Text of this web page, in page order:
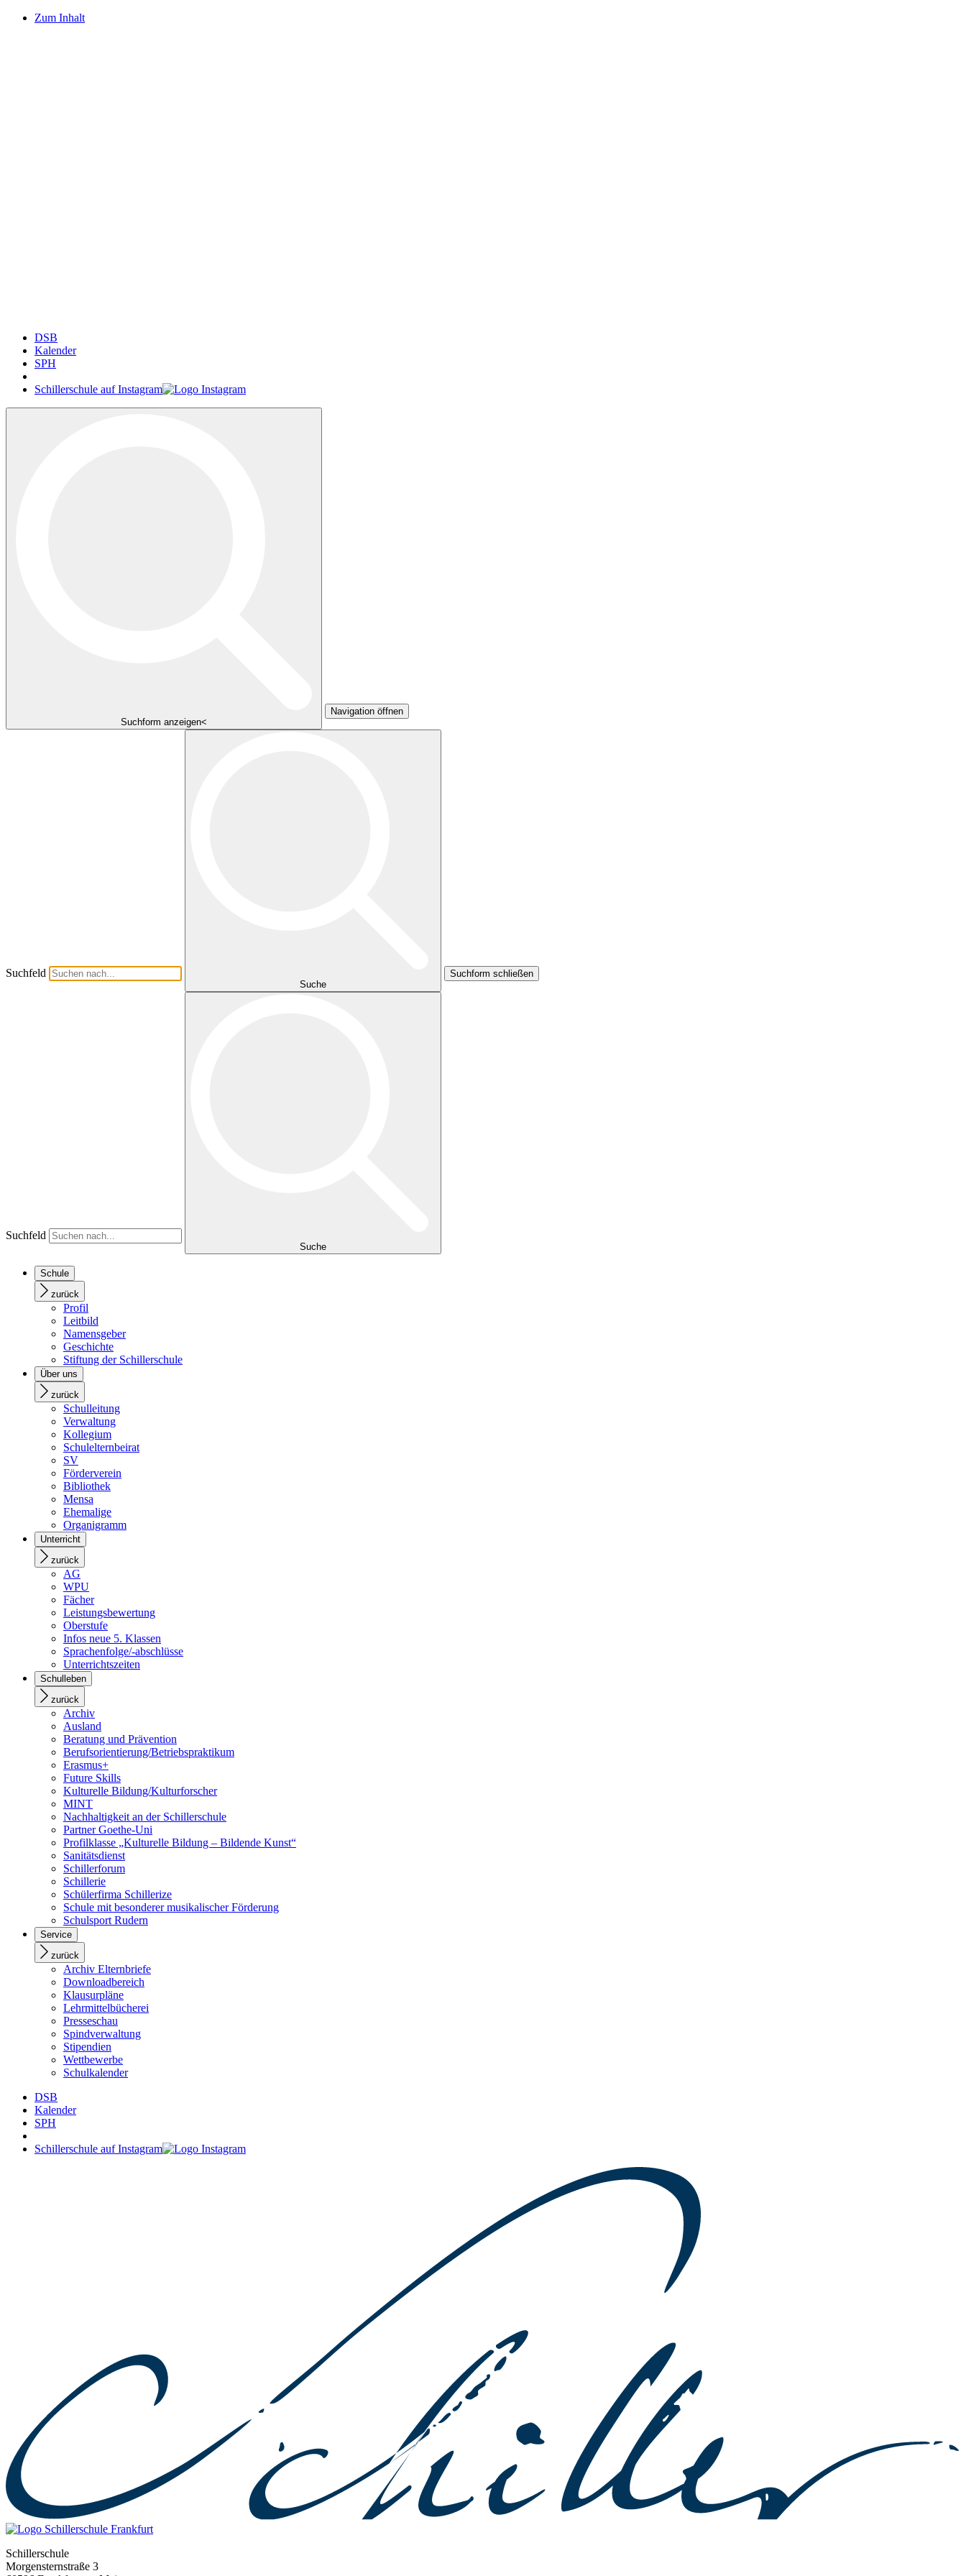
Zum Inhalt
DSB
Kalender
SPH
Schillerschule auf Instagram
Suchform anzeigen<
Navigation öffnen
Suchfeld
Suche
Suchform schließen
Suchfeld
Suche
Schule
zurück
Profil
Leitbild
Namensgeber
Geschichte
Stiftung der Schillerschule
Über uns
zurück
Schulleitung
Verwaltung
Kollegium
Schulelternbeirat
SV
Förderverein
Bibliothek
Mensa
Ehemalige
Organigramm
Unterricht
zurück
AG
WPU
Fächer
Leistungsbewertung
Oberstufe
Infos neue 5. Klassen
Sprachenfolge/-abschlüsse
Unterrichtszeiten
Schulleben
zurück
Archiv
Ausland
Beratung und Prävention
Berufsorientierung/Betriebspraktikum
Erasmus+
Future Skills
Kulturelle Bildung/Kulturforscher
MINT
Nachhaltigkeit an der Schillerschule
Partner Goethe-Uni
Profilklasse „Kulturelle Bildung – Bildende Kunst“
Sanitätsdienst
Schillerforum
Schillerie
Schülerfirma Schillerize
Schule mit besonderer musikalischer Förderung
Schulsport Rudern
Service
zurück
Archiv Elternbriefe
Downloadbereich
Klausurpläne
Lehrmittelbücherei
Presseschau
Spindverwaltung
Stipendien
Wettbewerbe
Schulkalender
DSB
Kalender
SPH
Schillerschule auf Instagram
Schillerschule
Morgensternstraße 3